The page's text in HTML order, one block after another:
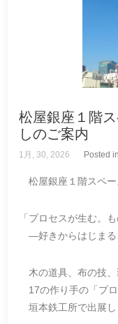
松屋銀座１階
しのご案内
1月, 30, 2026 Posted in
松屋銀座１階スペー
「プロセスが生む。
―好きからはじま
木の道具、布の技、
17の作り手の「プロ
垣本鉄工所で出展し